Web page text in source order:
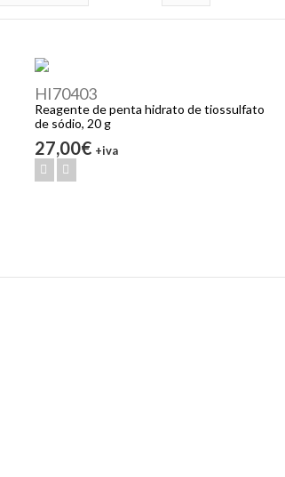
HI70403
Reagente de penta hidrato de tiossulfato
de sódio, 20 g
27,00€ +iva